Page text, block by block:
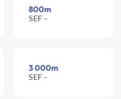
800m
SEF -
3 000m
SEF -